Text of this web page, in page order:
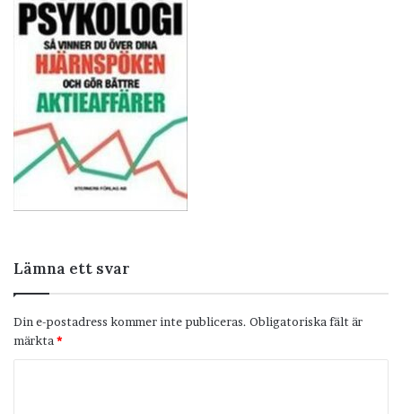
Lämna ett svar
Din e-postadress kommer inte publiceras. Obligatoriska fält är
märkta *